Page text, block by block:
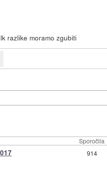
razlike moramo zgubiti
Sporočila
914